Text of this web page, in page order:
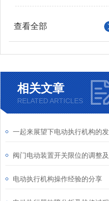
查看全部
相关文章
RELATED ARTICLES
电动执行机构操作经验的分享